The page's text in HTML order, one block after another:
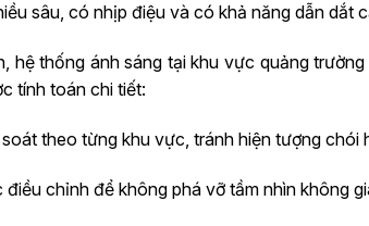
sâu, có nhịp điệu và có khả năng dẫn dắt
hệ thống ánh sáng tại khu vực quảng
tính toán chi tiết:
theo từng khu vực, tránh hiện tượng chói
chỉnh để không phá vỡ tầm nhìn không